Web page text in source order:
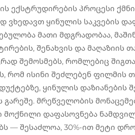
ექსტრუდირების პროცესი
ვხედავთ ყინულის საკვების
მათი მდგრადობაა,
შენახვის და მაღაზიის
შემოსმებს, რომლებიც
რომ ისინი შეძლებენ ფილმის
ყინულის დაზიანების
გარეშე. მრეწველობის
მოქნილი დაფასოვნება
— შესაძლოა, 30%-ით მეტი